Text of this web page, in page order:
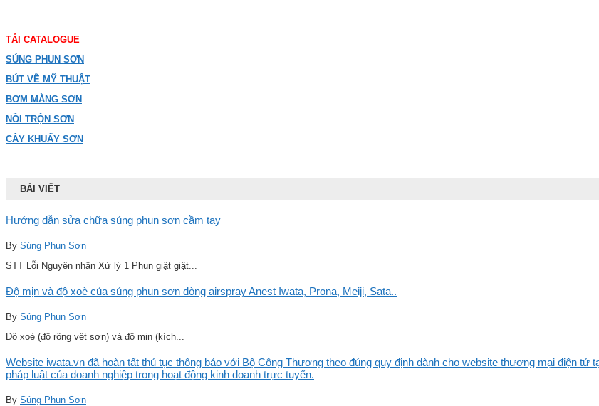
TẢI CATALOGUE
SÚNG PHUN SƠN
BÚT VẼ MỸ THUẬT
BƠM MÀNG SƠN
NỒI TRỘN SƠN
CÂY KHUẤY SƠN
BÀI VIẾT
Hướng dẫn sửa chữa súng phun sơn cầm tay
By Súng Phun Sơn
STT Lỗi Nguyên nhân Xử lý 1 Phun giật giật...
Độ mịn và độ xoè của súng phun sơn dòng airspray Anest Iwata, Prona, Meiji, Sata..
By Súng Phun Sơn
Độ xoè (độ rộng vệt sơn) và độ mịn (kích...
Website iwata.vn đã hoàn tất thủ tục thông báo với Bộ Công Thương theo đúng quy định dành cho website thương mại điện
pháp luật của doanh nghiệp trong hoạt động kinh doanh trực tuyến.
By Súng Phun Sơn